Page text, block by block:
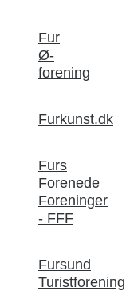
Fur
Ø-
forening
Furkunst.dk
Furs
Forenede
Foreninger
- FFF
Fursund
Turistforening